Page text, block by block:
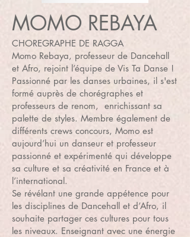
MOMO REBAYA
CHOREGRAPHE DE RAGGA
Momo Rebaya, professeur de Dancehall
et Afro, rejoint l’équipe de Vis Ta Danse !
Passionné par les danses urbaines, il s'est
formé auprès de chorégraphes et
professeurs de renom, enrichissant sa
palette de styles. Membre également de
différents crews concours, Momo est
aujourd’hui un danseur et professeur
passionné et expérimenté qui développe
sa culture et sa créativité en France et à
l’international.
Se révélant une grande appétence pour
les disciplines de Dancehall et d’Afro, il
souhaite partager ces cultures pour tous
les niveaux. Enseignant avec une énergie